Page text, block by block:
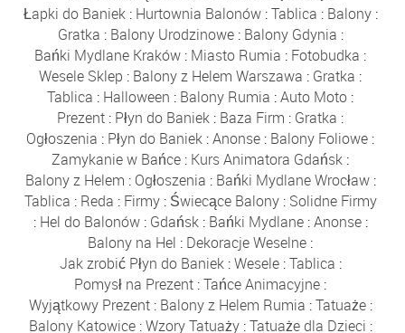
Łapki do Baniek: Hurtownia Balonów:Tablica : Balony:
Gratka : Balony Urodzinowe: Balony Gdynia :
Bańki Mydlane Kraków : Miasto Rumia : Fotobudka :
Wesele Sklep : Balony z Helem Warszawa : Gratka :
Tablica : Halloween : Balony Rumia :Auto Moto :
Prezent : Płyn do Baniek : Baza Firm : Gratka :
Ogłoszenia : Płyn do Baniek :Anonse : Balony Foliowe :
Zamykanie w Bańce : Kurs Animatora Gdańsk :
Balony z Helem : Ogłoszenia : Bańki Mydlane Wrocław:
Tablica : Reda : Firmy: Świecące Balony: Solidne Firmy
: Hel do Balonów: Gdańsk: Bańki Mydlane:Anonse:
Balony na Hel : Dekoracje Weselne :
Jak zrobić Płyn do Baniek:Wesele:Tablica :
Pomysł na Prezent :Tańce Animacyjne :
Wyjątkowy Prezent: Balony z Helem Rumia :Tatuaże:
Balony Katowice:Wzory Tatuaży:Tatuaże dla Dzieci :